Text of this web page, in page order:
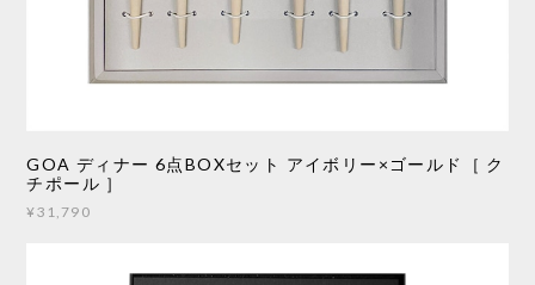
GOA ディナー 6点BOXセット アイボリー×ゴールド［ ク
チポール ］
¥31,790